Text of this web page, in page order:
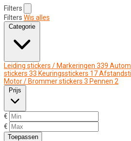
Filters
Filters Wis alles
Categorie
Leiding stickers / Markeringen 339
stickers 33 Keuringsstickers 17
Motor / Brommer stickers 3 Pennen 2
Prijs
€
€
Toepassen